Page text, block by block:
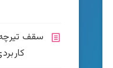
سقف